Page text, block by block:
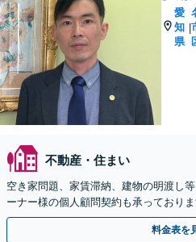
愛
知
県
|
不動産・住まい
空き家問題、家賃滞納、建物の明渡し
ーナー様の個人顧問契約も承っておりま
料金表を